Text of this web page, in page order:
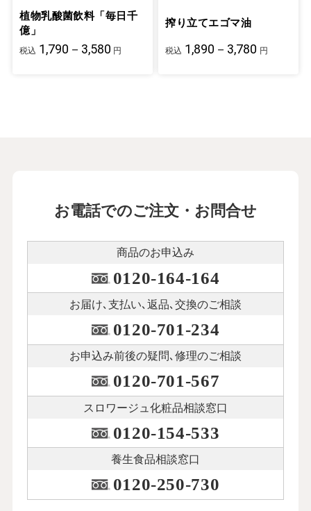
植物乳酸菌飲料「毎日千
億」
税込 1,790－3,580 円
搾り立てエゴマ油
税込 1,890－3,780 円
お電話でのご注文・お問合せ
商品のお申込み
0120-164-164
お届け､支払い､ 返品､交換のご相談
0120-701-234
お申込み前後の疑問､修理のご相談
0120-701-567
スロワージュ化粧品相談窓口
0120-154-533
養生食品相談窓口
0120-250-730